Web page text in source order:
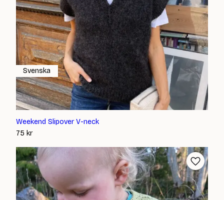
Weekend Slipover V-neck
75 kr
Svenska